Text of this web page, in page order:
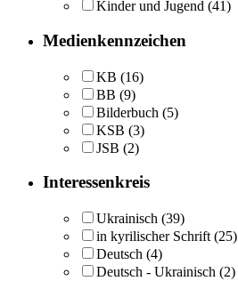
Kinder und Jugend (41)
Medienkennzeichen
KB (16)
BB (9)
Bilderbuch (5)
KSB (3)
JSB (2)
Interessenkreis
Ukrainisch (39)
in kyrilischer Schrift (25)
Deutsch (4)
Deutsch - Ukrainisch (2)